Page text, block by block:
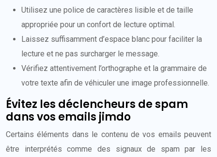
Utilisez une police de caractères lisible et de taille
appropriée pour un confort de lecture optimal.
Laissez suffisamment d’espace blanc pour faciliter la
lecture et ne pas surcharger le message.
Vérifiez attentivement l’orthographe et la grammaire de
votre texte afin de véhiculer une image professionnelle.
Évitez les déclencheurs de spam
dans vos emails jimdo
Certains éléments dans le contenu de vos emails peuvent
être interprétés comme des signaux de spam par les